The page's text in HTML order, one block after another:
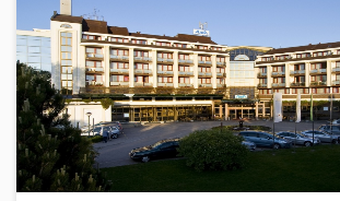
Struttura
ORDINA